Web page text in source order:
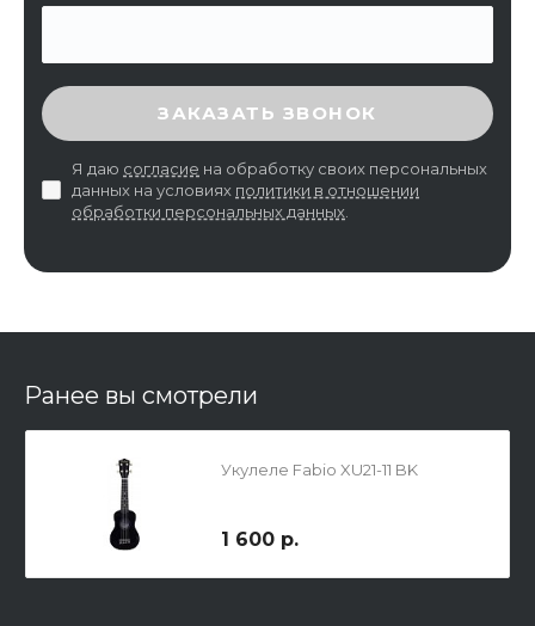
ВВЕДИТЕ ПРОВЕРОЧНЫЙ КОД
ЗАКАЗАТЬ ЗВОНОК
Я даю согласие на обработку своих персональных
данных на условиях политики в отношении
обработки персональных данных
Ранее вы смотрели
Укулеле Fabio XU21-11 BK
1 600 р.